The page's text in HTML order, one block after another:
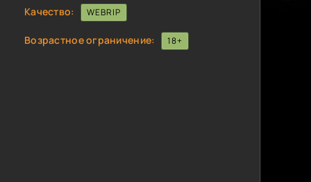
Качество:
WEBRIP
Возрастное ограничение: 18+